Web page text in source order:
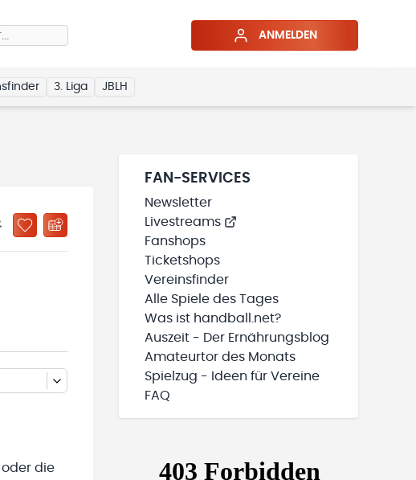
ANMELDEN
3. Liga JBLH
WIRD GELADEN
ZU „MEINE TEAMS“ HINZUFÜGEN
oder die
FAN-SERVICES
Newsletter
Livestreams
Fanshops
Ticketshops
Vereinsfinder
Alle Spiele des Tages
Was ist handball.net?
Auszeit - Der Ernährungsblog
Amateurtor des Monats
Spielzug - Ideen für Vereine
FAQ